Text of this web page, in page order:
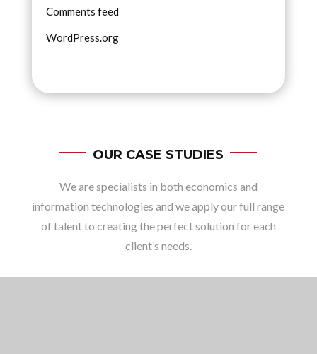
Comments feed
WordPress.org
OUR CASE STUDIES
We are specialists in both economics and
information technologies and we apply our full range
of talent to creating the perfect solution for each
client’s needs.